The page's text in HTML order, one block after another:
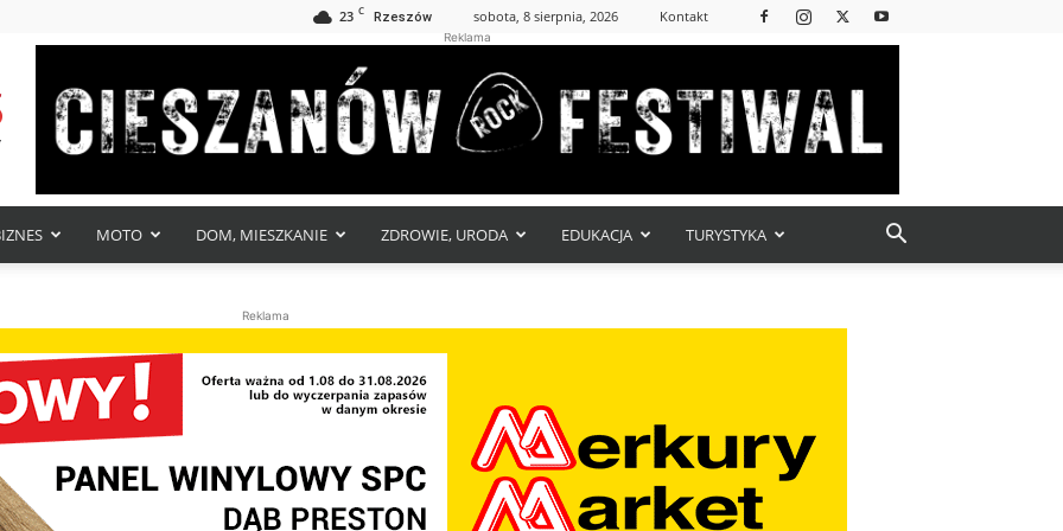
23 C Rzeszów sobota, 8 sierpnia, 2026 Kontakt
Reklama
MOTO DOM, MIESZKANIE ZDROWIE, URODA EDUKACJA TURYSTYKA
Reklama